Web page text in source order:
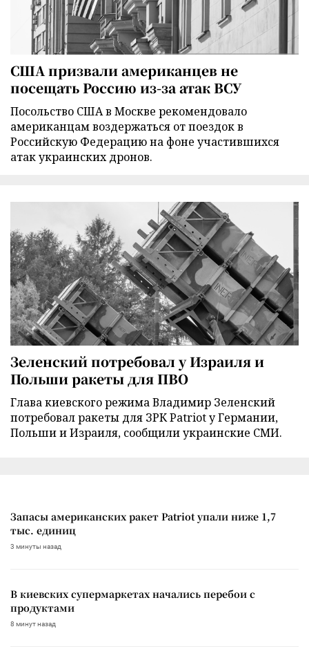
США призвали американцев не
посещать Россию из-за атак ВСУ
Посольство США в Москве рекомендовало
американцам воздержаться от поездок в
Российскую Федерацию на фоне участившихся
атак украинских дронов.
Зеленский потребовал у Израиля и
Польши ракеты для ПВО
Глава киевского режима Владимир Зеленский
потребовал ракеты для ЗРК Patriot у Германии,
Польши и Израиля, сообщили украинские СМИ.
Запасы американских ракет Patriot упали ниже 1,7
тыс. единиц
3 минуты назад
В киевских супермаркетах начались перебои с
продуктами
8 минут назад